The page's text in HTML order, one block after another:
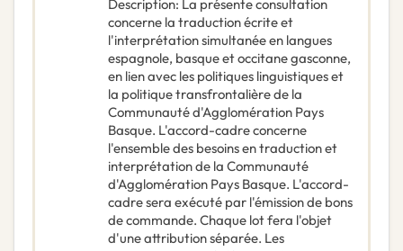
Description: La présente consultation
concerne la traduction écrite et
l'interprétation simultanée en langues
espagnole, basque et occitane gasconne,
en lien avec les politiques linguistiques et
la politique transfrontalière de la
Communauté d'Agglomération Pays
Basque. L'accord-cadre concerne
l'ensemble des besoins en traduction et
interprétation de la Communauté
d'Agglomération Pays Basque. L'accord-
cadre sera exécuté par l'émission de bons
de commande. Chaque lot fera l'objet
d'une attribution séparée. Les